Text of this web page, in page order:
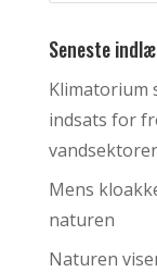
Seneste
Klimatorium
indsats for
Mens
naturen
Naturen